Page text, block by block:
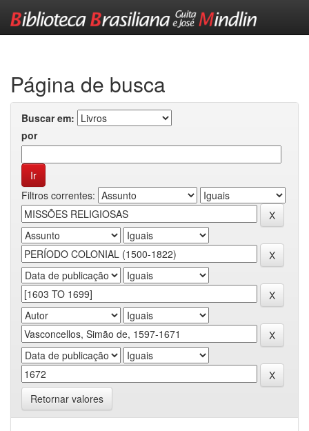
Página de busca
Buscar em:
por
Filtros correntes:
Retornar valores